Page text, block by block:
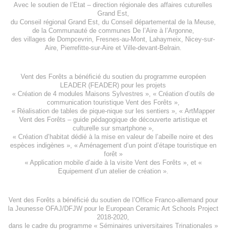
Avec le soutien de l’Etat – direction régionale des affaires cuturelles
Grand Est,
du Conseil régional Grand Est, du Conseil départemental de la Meuse,
de la Communauté de communes De l’Aire à l’Argonne,
des villages de Dompcevrin Fresnes-au-Mont Lahaymeix
Nicey-sur-
Aire, Pierrefitte-sur-Aireet Ville-devant-Belrain.
Vent des Forêts a bénéficié du soutien du programme européen
LEADER (FEADER) pour les projets
« Création de 4 modules Maisons Sylvestres », « Création d’outils de
communication touristique Vent des Forêts »,
« Réalisation de tables de pique-nique sur les sentiers », « ArtMapper
Vent des Forêts – guide pédagogique de découverte artistique et
culturelle sur smartphone »,
« Création d’habitat dédié à la mise en valeur de l’abeille noire et des
espèces indigènes », « Aménagement d’un point d’étape touristique en
forêt»
« Application mobile d’aide à la visite Vent des Forêts », et «
Equipement d’un atelier de création».
Vent des Forêts a bénéficié du soutien de l’Office Franco-allemand pour
la Jeunesse OFAJ/DFJWpour leEuropean Ceramic Art Schools Project
2018-2020
dans le cadre du programme « Séminaires universitaires Trinationales »